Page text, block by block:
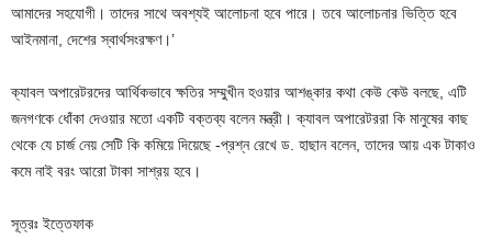
আমাদের সহযোগী। তাদের সাথে অবশ্যই আলোচনা হবে পারে। তবে আলোচনার ভিত্তি হবে
আইনমানা, দেশের স্বার্থসংরক্ষণ।’
ক্যাবল অপারেটরদের আর্থিকভাবে ক্ষতির সম্মুখীন হওয়ার আশঙ্কার কথা কেউ কেউ বলছে, এটি
জনগণকে ধোঁকা দেওয়ার মতো একটি বক্তব্য বলেন মন্ত্রী। ক্যাবল অপারেটররা কি মানুষের কাছ
থেকে যে চার্জ নেয় সেটি কি কমিয়ে দিয়েছে -প্রশ্ন রেখে ড. হাছান বলেন, তাদের আয় এক টাকাও
কমে নাই বরং আরো টাকা সাশ্রয় হবে।
সূত্রঃ ইত্তেফাক